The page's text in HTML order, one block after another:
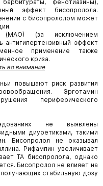
фенотиазины),
эффект бисопролола.
с бисопрололом может
(МАО) (за исключением
антигипертензивный эффект
применение также
криза.
во внимание
повышают риск развития
Эрготамин
периферического
не выявлены
диуретиками, такими
Бисопролол не оказывал
Рифампин увеличивает
ТА бисопролола, однако
Бисопролол не влияет на
стабильную дозу